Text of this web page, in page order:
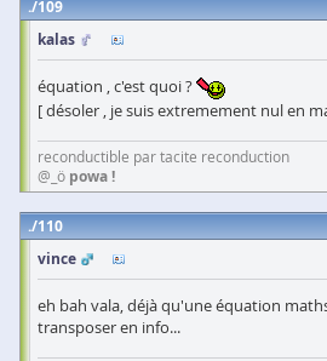
109
kalas
équation , c'est quoi ?
[ désoler , je suis extremement nul en
reconductible par tacite reconduction
@_ö powa !
110
vince
eh bah vala, déjà qu'une équation
transposer en info...